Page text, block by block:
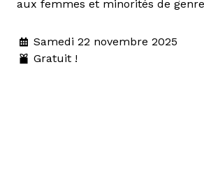
aux femmes et minorités de
Samedi 22 novembre 2025
Gratuit !